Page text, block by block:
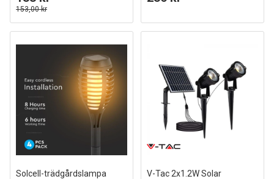
153,00 kr
Solcell-trädgårdslampa
V-Tac 2x1.2W Solar